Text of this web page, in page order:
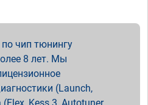
чип тюнингу
8 лет. Мы
(Launch,